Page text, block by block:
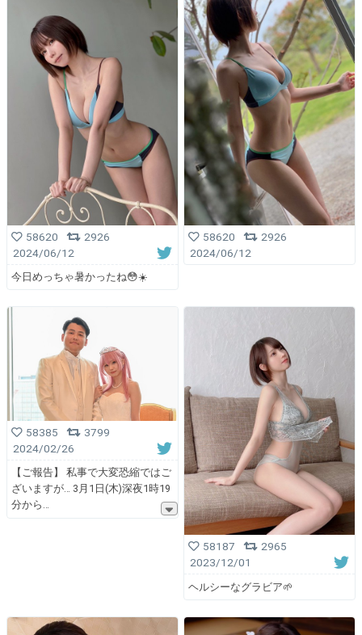
58620
2926
2024/06/12
今日めっちゃ暑かったね😳☀️
58620
2926
2024/06/12
58385
3799
2024/02/26
【ご報告】 私事で大変恐縮ではご
ざいますが… 3月1日(木)深夜1時19
分から
58187
2965
2023/12/01
ヘルシーなグラビア🌱